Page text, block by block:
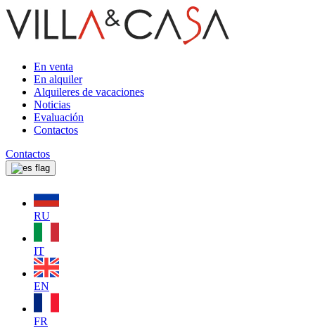
En venta
En alquiler
Alquileres de vacaciones
Noticias
Evaluación
Contactos
Contactos
RU
IT
EN
FR